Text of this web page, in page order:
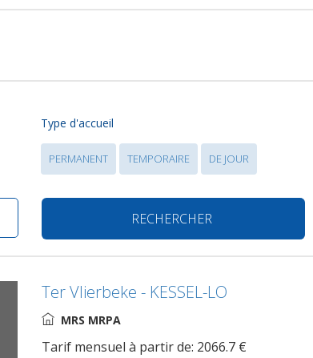
Type d'accueil
PERMANENT TEMPORAIRE DE JOUR
RECHERCHER
Ter Vlierbeke - KESSEL-LO
MRS MRPA
Tarif mensuel à partir de: 2066.7 €